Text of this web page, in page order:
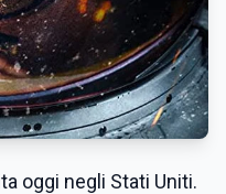
oggi negli Stati Uniti.